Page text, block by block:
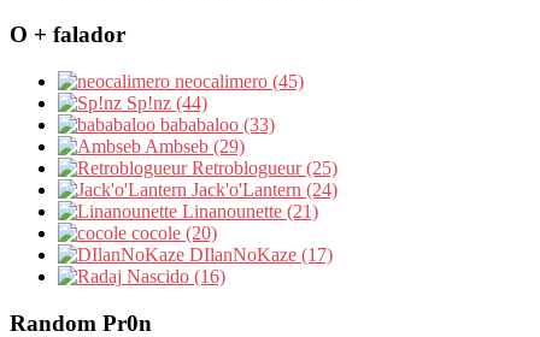
O + falador
neocalimero (45)
Sp!nz (44)
bababaloo (33)
Ambseb (29)
Retroblogueur (25)
Jack'o'Lantern (24)
Linanounette (21)
cocole (20)
DIlanNoKaze (17)
Nascido (16)
Random Pr0n